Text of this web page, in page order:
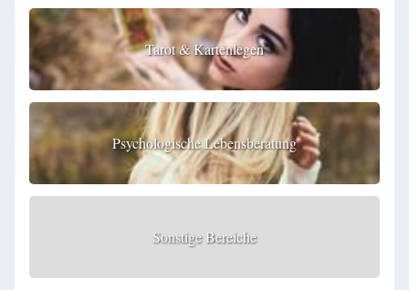
Tarot & Kartenlegen
Psychologische Lebensberatung
Sonstige Bereiche